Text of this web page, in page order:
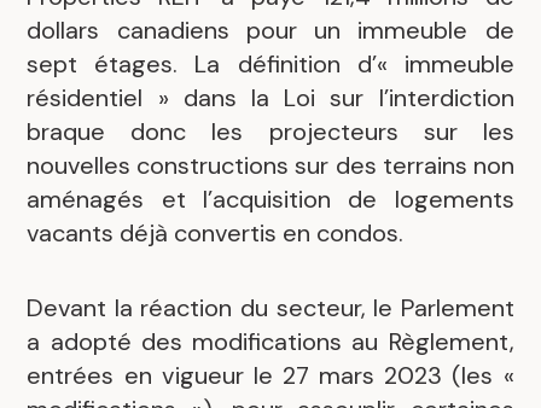
dollars canadiens pour un immeuble de
sept étages. La définition d’« immeuble
résidentiel » dans la Loi sur l’interdiction
braque donc les projecteurs sur les
nouvelles constructions sur des terrains non
aménagés et l’acquisition de logements
vacants déjà convertis en condos.
Devant la réaction du secteur, le Parlement
a adopté des modifications au Règlement,
entrées en vigueur le 27 mars 2023 (les «